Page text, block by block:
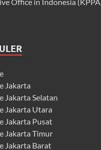
Jakarta
Jakarta Selatan
Jakarta Utara
Jakarta Pusat
Jakarta Timur
Jakarta Barat